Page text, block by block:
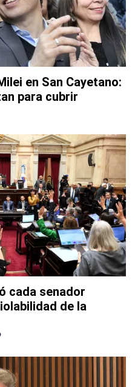
en San Cayetano:
para cubrir
cada senador
de la